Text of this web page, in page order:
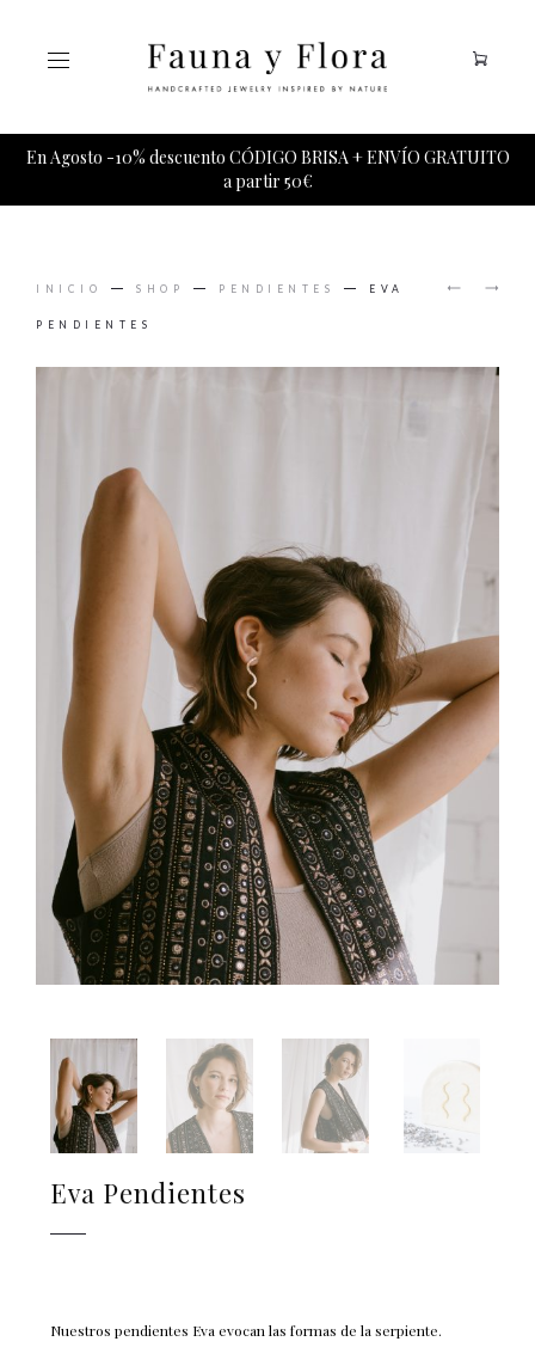
En Agosto -10% descuento CÓDIGO BRISA + ENVÍO GRATUITO
a partir 50€
INICIO SHOP PENDIENTES EVA
PENDIENTES
Eva Pendientes
Nuestros pendientes Eva evocan las formas de la serpiente.